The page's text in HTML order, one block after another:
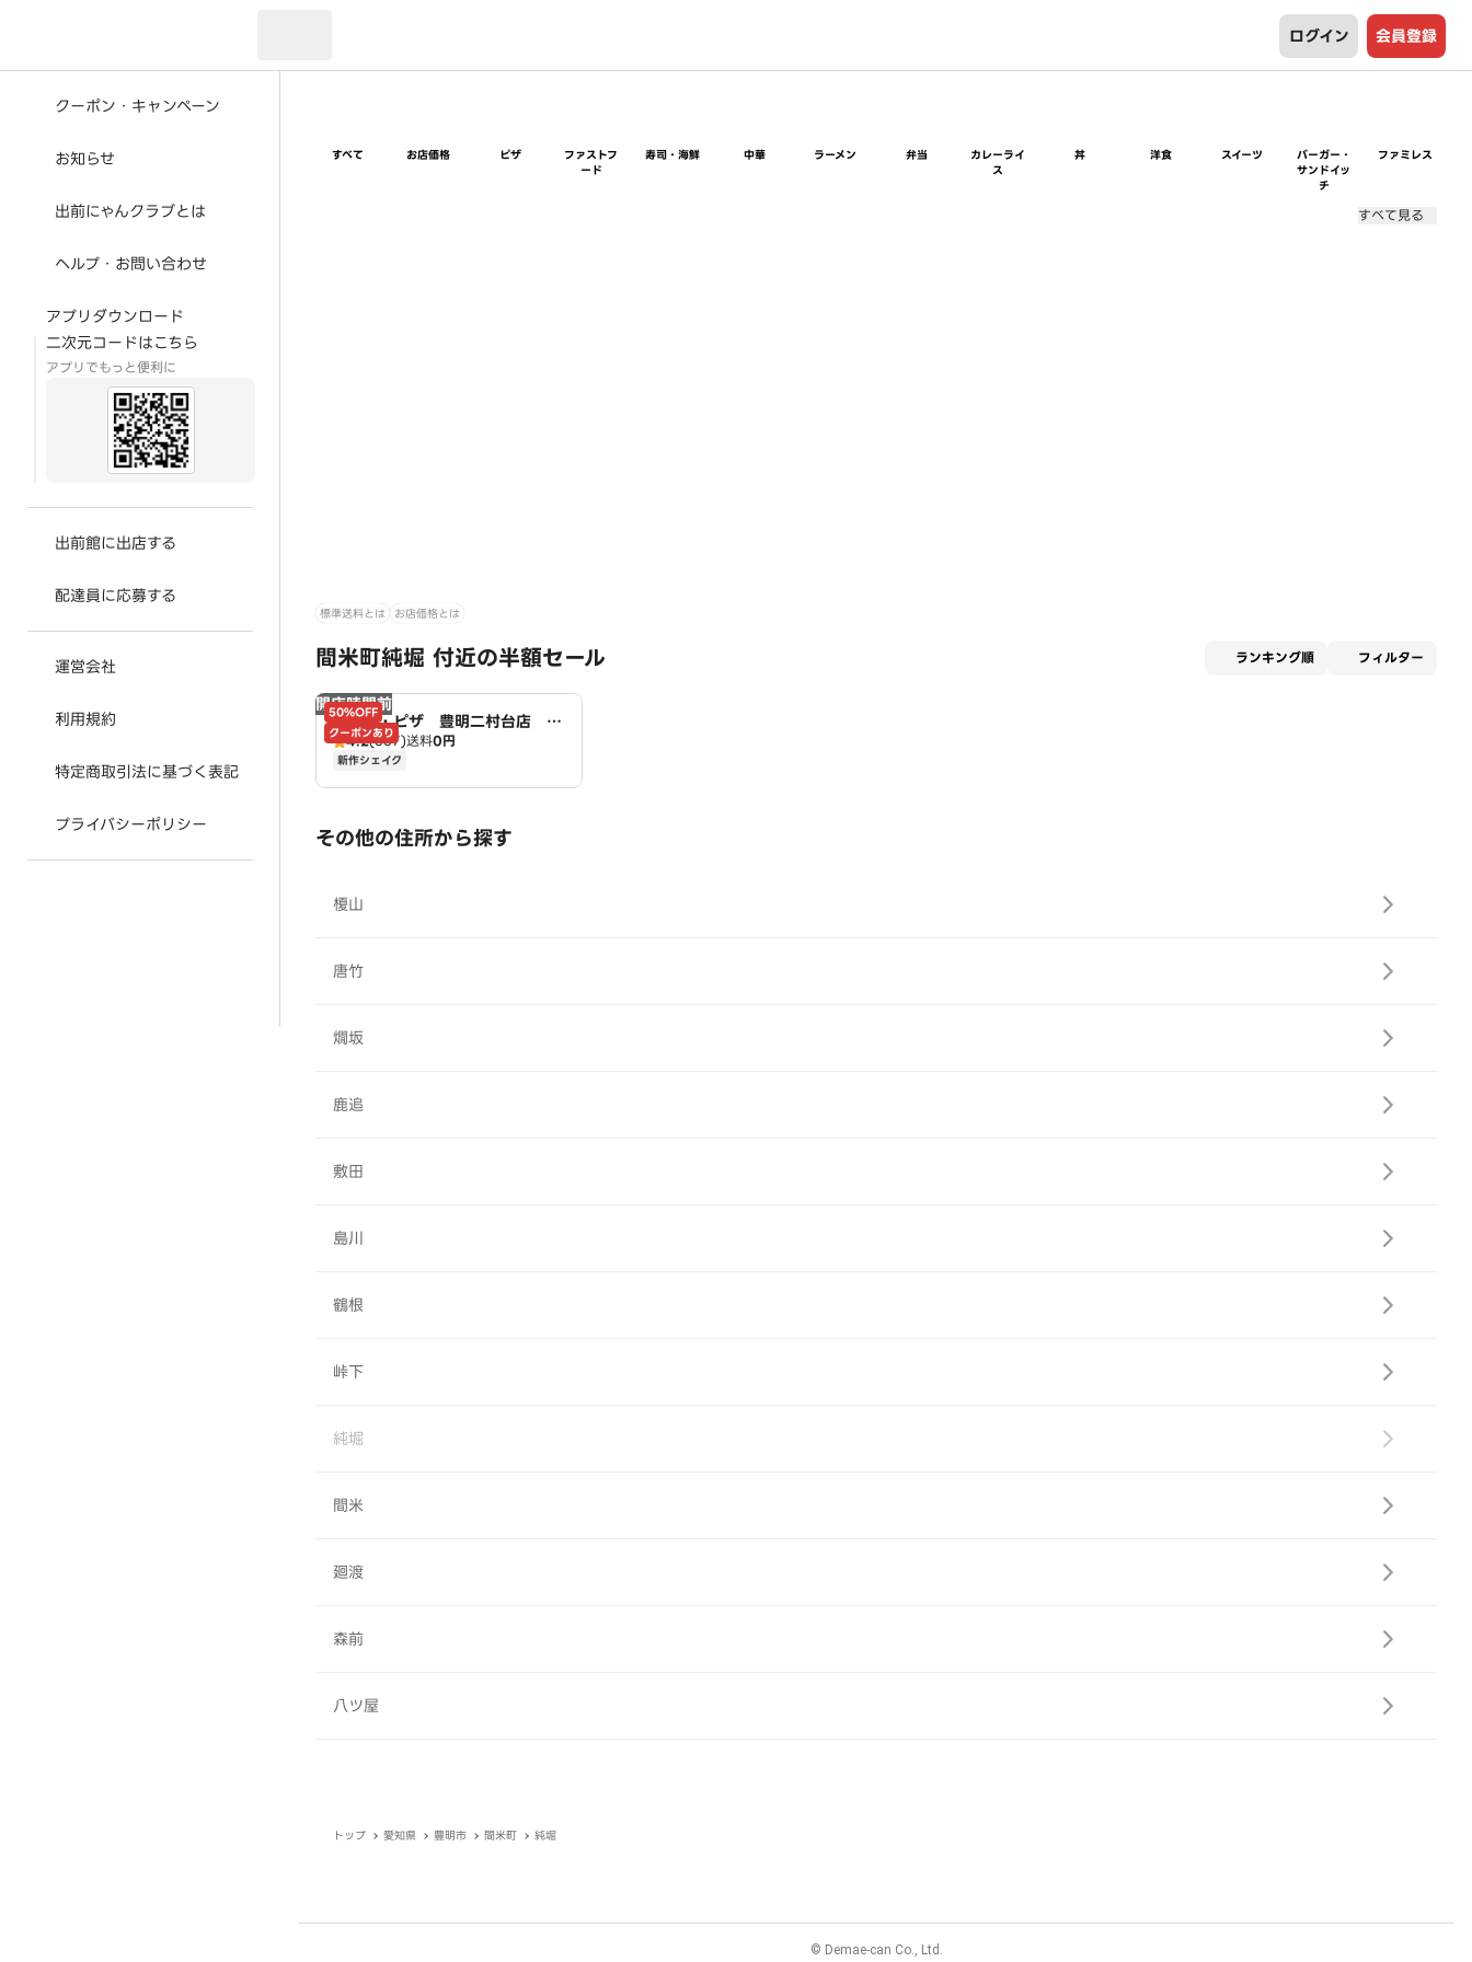
ログイン 会員登録
クーポン・キャンペーン
お知らせ
出前にゃんクラブとは
ヘルプ・お問い合わせ
アプリダウンロード
二次元コードはこちら
アプリでもっと便利に
出前館に出店する
配達員に応募する
運営会社
利用規約
特定商取引法に基づく表記
プライバシーポリシー
すべて お店価格 ピザ
ファストフ
ード
寿司・海鮮 中華 ラーメン 弁当
カレーライ
ス
丼 洋食 スイーツ
バーガー・
サンドイッ
チ
ファミレス
すべて見る
標準送料とは お店価格とは
間米町純堀 付近の半額セール ランキング順 フィルター
開店時間前
50%OFF
クーポンあり
ドミノ・ピザ 豊明二村台店 D
omino's
4.2(357)送料0円
新作シェイク
その他の住所から探す
榎山
唐竹
燗坂
鹿追
敷田
島川
鶴根
峠下
純堀
間米
廻渡
森前
八ツ屋
トップ 愛知県 豊明市 間米町 純堀
© Demae-can Co., Ltd.